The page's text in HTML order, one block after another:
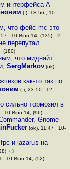
интерфейса А
(-), 13:56 , 10-
что фейс mc это
, 10-Июн-14, (135) –2
перепутал
(180)
что миднайт
,SergMarkov (ok),
как-то так по
(-), 23:50 , 12-
сильно тормозил в
10-Июн-14, (96)
Gnome
(ok), 11:47 , 10-
и lazarus на
+3
, 10-Июн-14, (52)